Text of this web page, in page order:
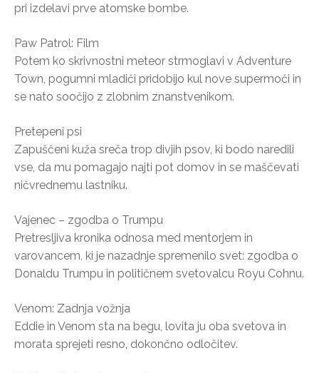
pri izdelavi prve atomske bombe.
Paw Patrol: Film
Potem ko skrivnostni meteor strmoglavi v Adventure
Town, pogumni mladiči pridobijo kul nove supermoči in
se nato soočijo z zlobnim znanstvenikom.
Pretepeni psi
Zapuščeni kuža sreča trop divjih psov, ki bodo naredili
vse, da mu pomagajo najti pot domov in se maščevati
ničvrednemu lastniku.
Vajenec – zgodba o Trumpu
Pretresljiva kronika odnosa med mentorjem in
varovancem, ki je nazadnje spremenilo svet: zgodba o
Donaldu Trumpu in političnem svetovalcu Royu Cohnu.
Venom: Zadnja vožnja
Eddie in Venom sta na begu, lovita ju oba svetova in
morata sprejeti resno, dokončno odločitev.